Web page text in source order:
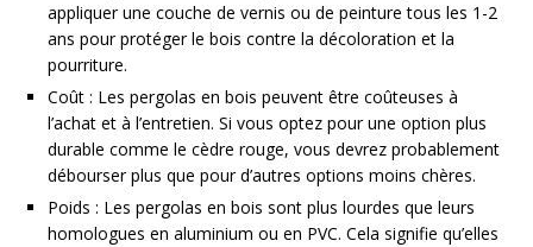
appliquer une couche de vernis ou de peinture tous les 1-2
ans pour protéger le bois contre la décoloration et la
pourriture.
Coût : Les pergolas en bois peuvent être coûteuses à
l’achat et à l’entretien. Si vous optez pour une option plus
durable comme le cèdre rouge, vous devrez probablement
débourser plus que pour d’autres options moins chères.
Poids : Les pergolas en bois sont plus lourdes que leurs
homologues en aluminium ou en PVC. Cela signifie qu’elles